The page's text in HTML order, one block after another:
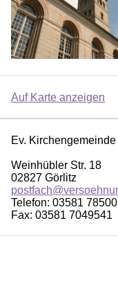
Auf Karte anzeigen
Ev.
Weinhübler Str. 18
02827 Görlitz
Telefon: 03581 78500
Fax: 03581 7049541